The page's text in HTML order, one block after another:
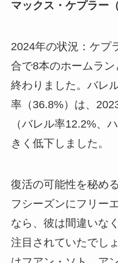
マックス・ケプラー
2024年の状況：ケプ
合で8本のホームラ
終わりました。バレ
率（36.8%）は、
（バレル率12.2%、
きく低下しました。
復活の可能性を秘め
フシーズンにフリー
なら、彼は間違いな
注目されていたでし